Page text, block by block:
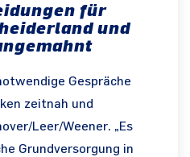
für
und
Gespräche
zeitnah und
Leer/Weener. „Es
Grundversorgung in